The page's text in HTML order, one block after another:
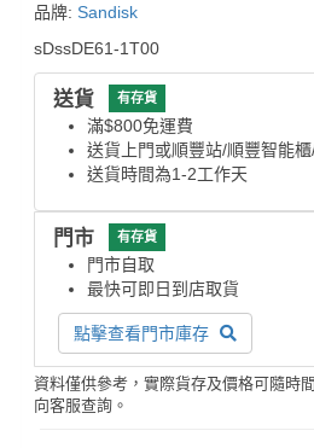
品牌: Sandisk
sDssDE61-1T00
送貨 有存貨
滿$800免運費
送貨上門或順豐站/順豐智能
送貨時間為1-2工作天
門市 有存貨
門市自取
最快可即日到店取貨
點擊查看門市庫存
資料僅供參考，實際貨存及價格可隨時
向客服查詢。